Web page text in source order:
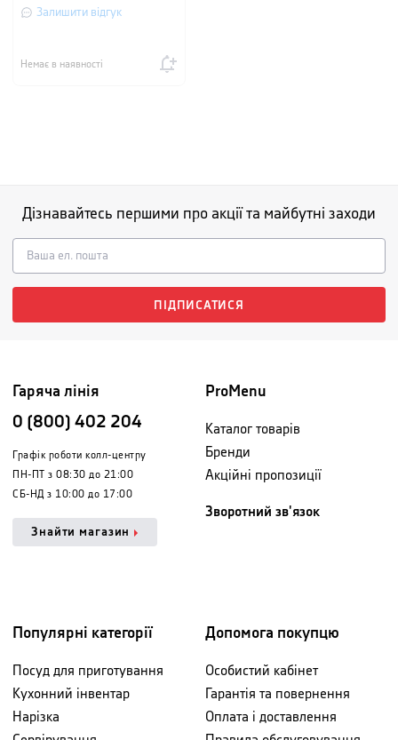
червоний
Залишити відгук
Немає в наявності
Дізнавайтесь першими про акції та майбутні заходи
ПІДПИСАТИСЯ
Гаряча лінія
0 (800) 402 204
Графік роботи колл-центру
ПН-ПТ з 08:30 до 21:00
СБ-НД з 10:00 до 17:00
Знайти магазин
ProMenu
Каталог товарів
Бренди
Акційні пропозиції
Зворотний зв'язок
Популярні категорії
Посуд для приготування
Кухонний інвентар
Нарізка
Допомога покупцю
Особистий кабінет
Гарантія та повернення
Оплата і доставлення